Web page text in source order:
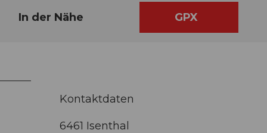
In der Nähe GPX
Kontaktdaten
6461 Isenthal